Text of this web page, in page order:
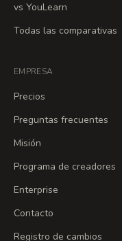
vs YouLearn
Todas las comparativas
EMPRESA
Precios
Preguntas frecuentes
Misión
Programa de creadores
Enterprise
Contacto
Registro de cambios